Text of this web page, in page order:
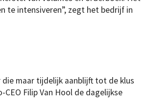
te intensiveren”, zegt het bedrijf in
maar tijdelijk aanblijft tot de klus
Filip Van Hool de dagelijkse